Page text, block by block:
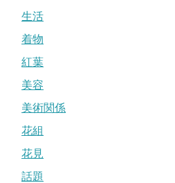
生活
着物
紅葉
美容
美術関係
花組
花見
話題